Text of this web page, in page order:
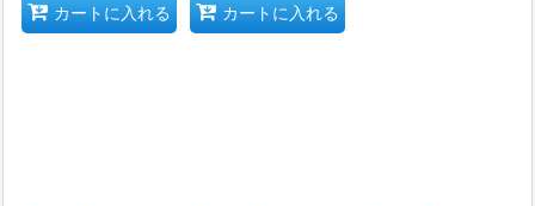
カートに入れる カートに入れる